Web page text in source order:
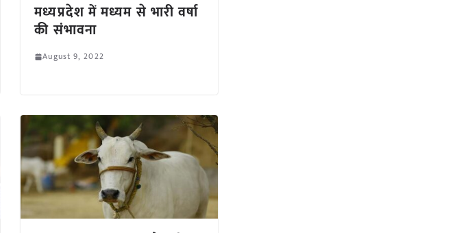
मध्यप्रदेश में मध्यम से भारी वर्षा
की संभावना
August 9, 2022